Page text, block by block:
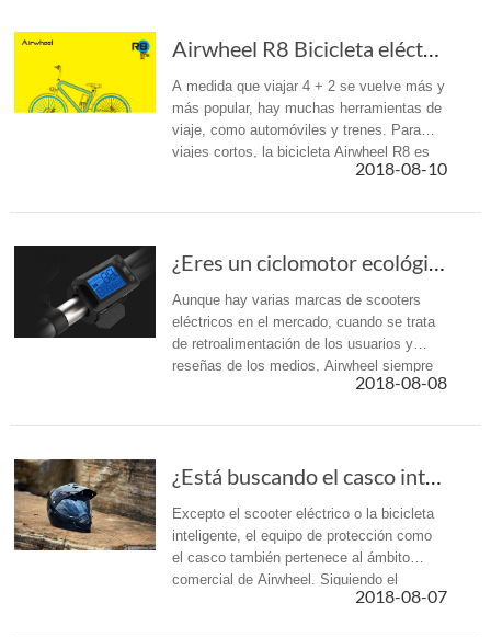
Airwheel R8 Bicicleta eléctrica híbrida-Una n...
A medida que viajar 4 + 2 se vuelve más y
más popular, hay muchas herramientas de
viaje, como automóviles y trenes. Para
viajes cortos, la bicicleta Airwheel R8 es
una mejor opción en comparación con
2018-08-10
¿Eres un ciclomotor ecológico de Airwheel?
Aunque hay varias marcas de scooters
eléctricos en el mercado, cuando se trata
de retroalimentación de los usuarios y
reseñas de los medios, Airwheel siempre
es el más confiable entre ellos. Si uno le
2018-08-08
¿Está buscando el casco inteligente Airwheel C8?
Excepto el scooter eléctrico o la bicicleta
inteligente, el equipo de protección como
el casco también pertenece al ámbito
comercial de Airwheel. Siguiendo el
impulso de los cascos inteligentes C5 y
2018-08-07